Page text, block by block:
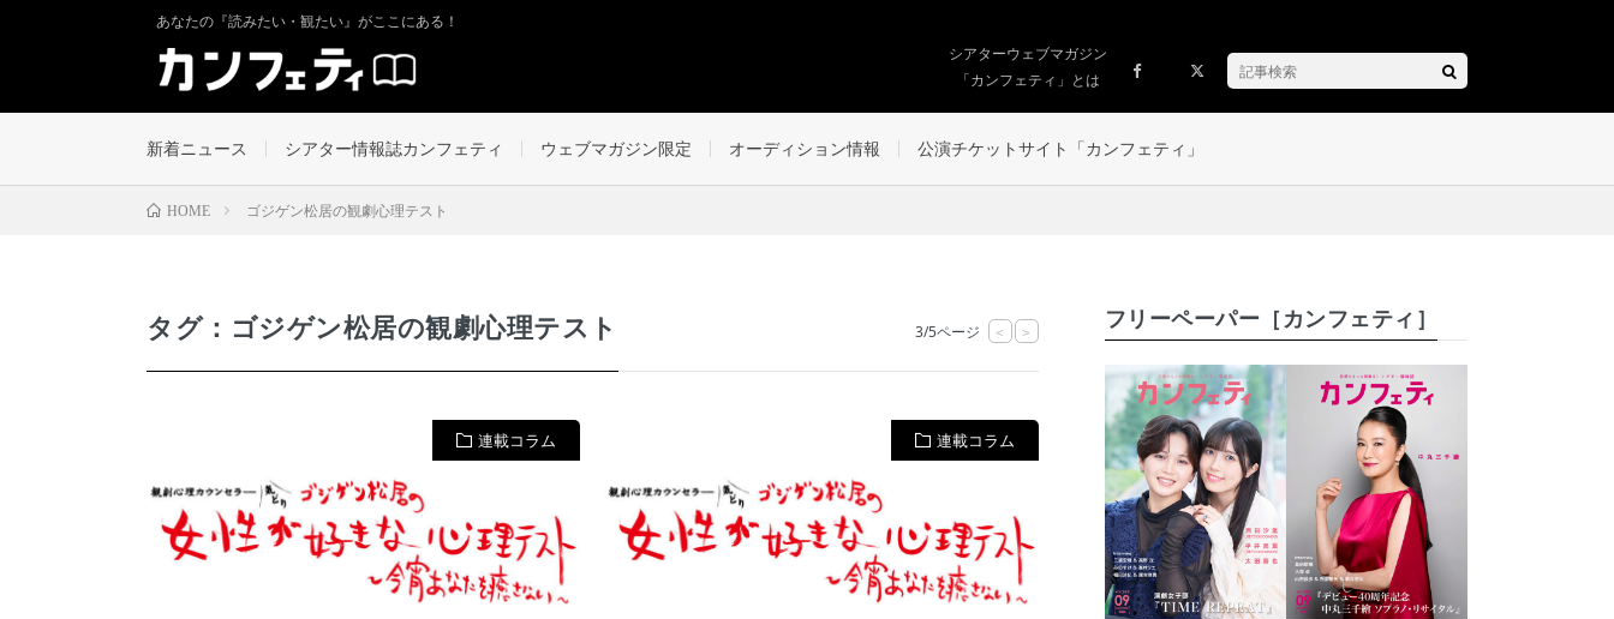
あなたの『読みたい・観たい』がここにある！
シアターウェブマガジン
「カンフェティ」とは
新着ニュース シアター情報誌カンフェティ ウェブマガジン限定 オーディション情報 公演チケットサイト「カンフェティ」
HOME ゴジゲン松居の観劇心理テスト
タグ：ゴジゲン松居の観劇心理テスト 3/5ページ < >
連載コラム 連載コラム
フリーペーパー［カンフェティ］